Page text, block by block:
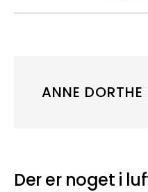
ANNE DORTHE
Der er noget i